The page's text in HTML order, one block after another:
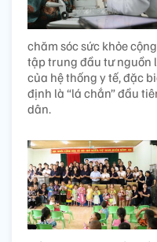
chăm sóc sức khỏe
tập trung đầu tư nguồn
của hệ thống y tế, đặc
định là “lá chắn” đầu
dân.